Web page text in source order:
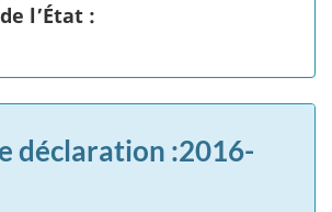
l’État :
déclaration :2016-